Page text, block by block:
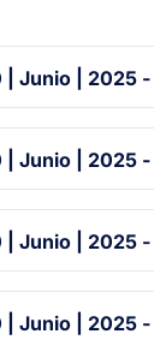
| Junio | 2025 -
| Junio | 2025 -
| Junio | 2025 -
| Junio | 2025 -